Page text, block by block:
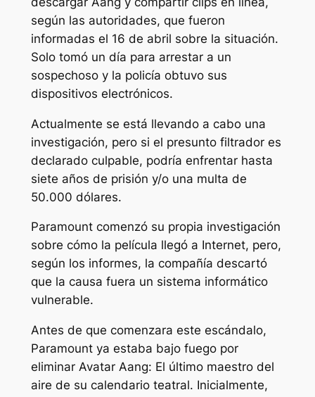
según las autoridades, que fueron
informadas el 16 de abril sobre la situación.
Solo tomó un día para arrestar a un
sospechoso y la policía obtuvo sus
dispositivos electrónicos.
Actualmente se está llevando a cabo una
investigación, pero si el presunto filtrador es
declarado culpable, podría enfrentar hasta
siete años de prisión y/o una multa de
50.000 dólares.
Paramount comenzó su propia investigación
sobre cómo la película llegó a Internet, pero,
según los informes, la compañía descartó
que la causa fuera un sistema informático
vulnerable.
Antes de que comenzara este escándalo,
Paramount ya estaba bajo fuego por
eliminar Avatar Aang: El último maestro del
aire de su calendario teatral. Inicialmente,